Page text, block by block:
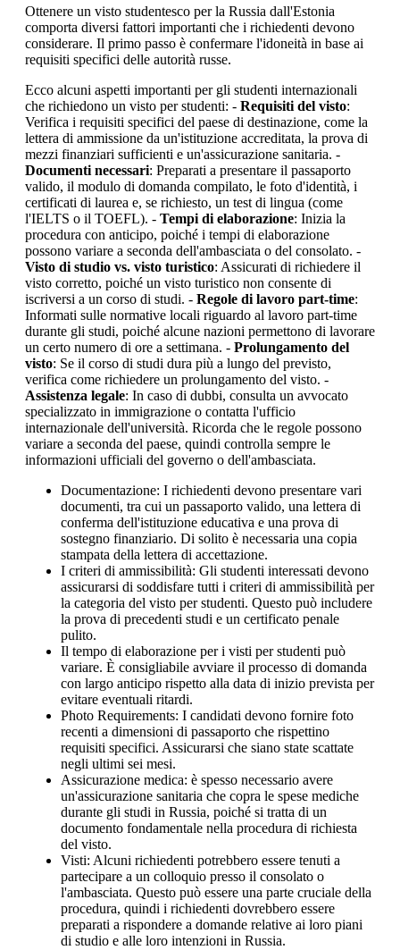
Ottenere un visto studentesco per la Russia dall'Estonia
comporta diversi fattori importanti che i richiedenti devono
considerare. Il primo passo è confermare l'idoneità in base ai
requisiti specifici delle autorità russe.
Ecco alcuni aspetti importanti per gli studenti internazionali
che richiedono un visto per studenti: - Requisiti del visto:
Verifica i requisiti specifici del paese di destinazione, come la
lettera di ammissione da un'istituzione accreditata, la prova di
mezzi finanziari sufficienti e un'assicurazione sanitaria. -
Documenti necessari: Preparati a presentare il passaporto
valido, il modulo di domanda compilato, le foto d'identità, i
certificati di laurea e, se richiesto, un test di lingua (come
l'IELTS o il TOEFL). - Tempi di elaborazione: Inizia la
procedura con anticipo, poiché i tempi di elaborazione
possono variare a seconda dell'ambasciata o del consolato. -
Visto di studio vs. visto turistico: Assicurati di richiedere il
visto corretto, poiché un visto turistico non consente di
iscriversi a un corso di studi. - Regole di lavoro part-time:
Informati sulle normative locali riguardo al lavoro part-time
durante gli studi, poiché alcune nazioni permettono di lavorare
un certo numero di ore a settimana. - Prolungamento del
visto: Se il corso di studi dura più a lungo del previsto,
verifica come richiedere un prolungamento del visto. -
Assistenza legale: In caso di dubbi, consulta un avvocato
specializzato in immigrazione o contatta l'ufficio
internazionale dell'università. Ricorda che le regole possono
variare a seconda del paese, quindi controlla sempre le
informazioni ufficiali del governo o dell'ambasciata.
Documentazione: I richiedenti devono presentare vari
documenti, tra cui un passaporto valido, una lettera di
conferma dell'istituzione educativa e una prova di
sostegno finanziario. Di solito è necessaria una copia
stampata della lettera di accettazione.
I criteri di ammissibilità: Gli studenti interessati devono
assicurarsi di soddisfare tutti i criteri di ammissibilità per
la categoria del visto per studenti. Questo può includere
la prova di precedenti studi e un certificato penale
pulito.
Il tempo di elaborazione per i visti per studenti può
variare. È consigliabile avviare il processo di domanda
con largo anticipo rispetto alla data di inizio prevista per
evitare eventuali ritardi.
Photo Requirements: I candidati devono fornire foto
recenti a dimensioni di passaporto che rispettino
requisiti specifici. Assicurarsi che siano state scattate
negli ultimi sei mesi.
Assicurazione medica: è spesso necessario avere
un'assicurazione sanitaria che copra le spese mediche
durante gli studi in Russia, poiché si tratta di un
documento fondamentale nella procedura di richiesta
del visto.
Visti: Alcuni richiedenti potrebbero essere tenuti a
partecipare a un colloquio presso il consolato o
l'ambasciata. Questo può essere una parte cruciale della
procedura, quindi i richiedenti dovrebbero essere
preparati a rispondere a domande relative ai loro piani
di studio e alle loro intenzioni in Russia.